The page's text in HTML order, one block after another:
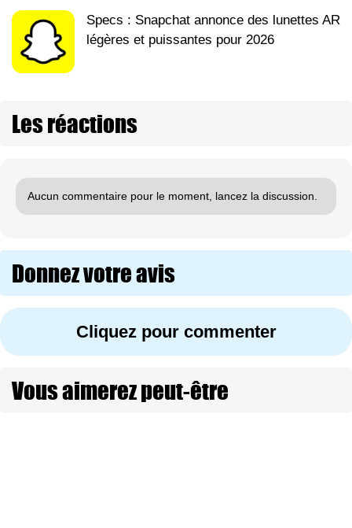
Specs : Snapchat annonce des lunettes AR
légères et puissantes pour 2026
Les réactions
Aucun commentaire pour le moment, lancez la discussion.
Donnez votre avis
Cliquez pour commenter
Vous aimerez peut-être